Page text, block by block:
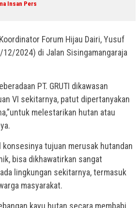
Insan Pers
Forum Hijau Dairi, Yusuf
12/2024) di Jalan Sisingamangaraja
PT. GRUTI dikawasan
VI sekitarnya, patut dipertanyakan
melestarikan hutan atau
konsesinya tujuan merusak hutandan
bisa dikhawatirkan sangat
lingkungan sekitarnya, termasuk
masyarakat.
kayu hutan secara membabi